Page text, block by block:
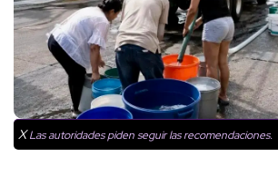
XLas autoridades piden seguir las recomendaciones.